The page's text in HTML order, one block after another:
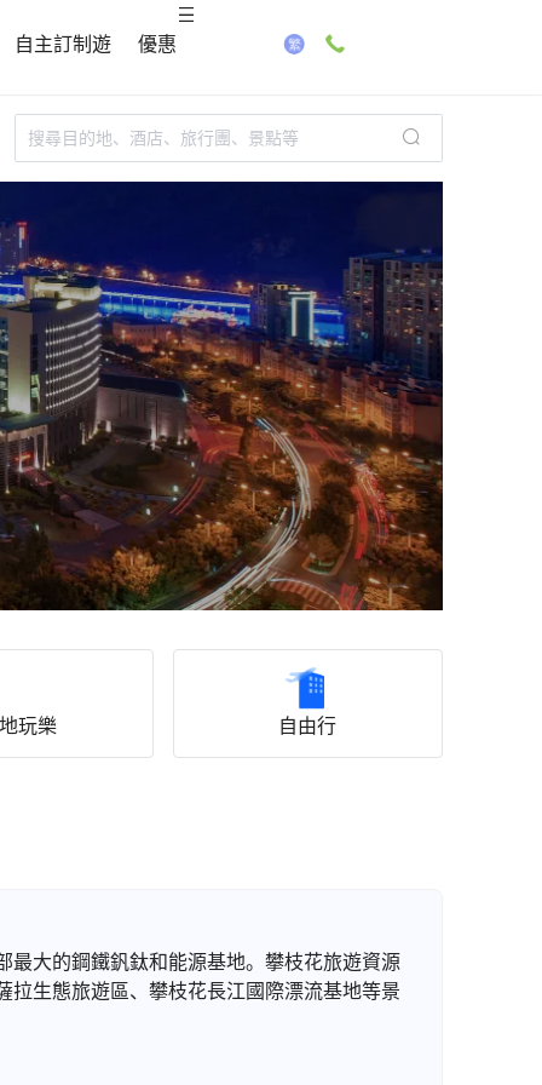
自主訂制遊 優惠
玩樂 自由行
大的鋼鐵釩鈦和能源基地。攀枝花旅遊資源
生態旅遊區、攀枝花長江國際漂流基地等景